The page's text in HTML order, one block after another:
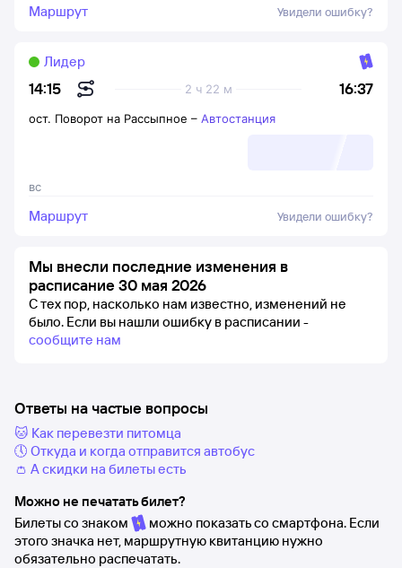
Маршрут Увидели ошибку?
14:15 16:37
2 ч 22 м
Лидер
вс
ост. Поворот на Рассыпное – Автостанция
Маршрут Увидели ошибку?
Мы внесли последние изменения в
расписание 30 мая 2026
С тех пор, насколько нам известно, изменений не
было. Если вы нашли ошибку в расписании -
сообщите нам
Ответы на частые вопросы
🐱 Как перевезти питомца
🕔 Откуда и когда отправится автобус
👛 А скидки на билеты есть
Можно не печатать билет?
Билеты со знаком
можно показать со смартфона. Если
этого значка нет, маршрутную квитанцию нужно
обязательно распечатать.